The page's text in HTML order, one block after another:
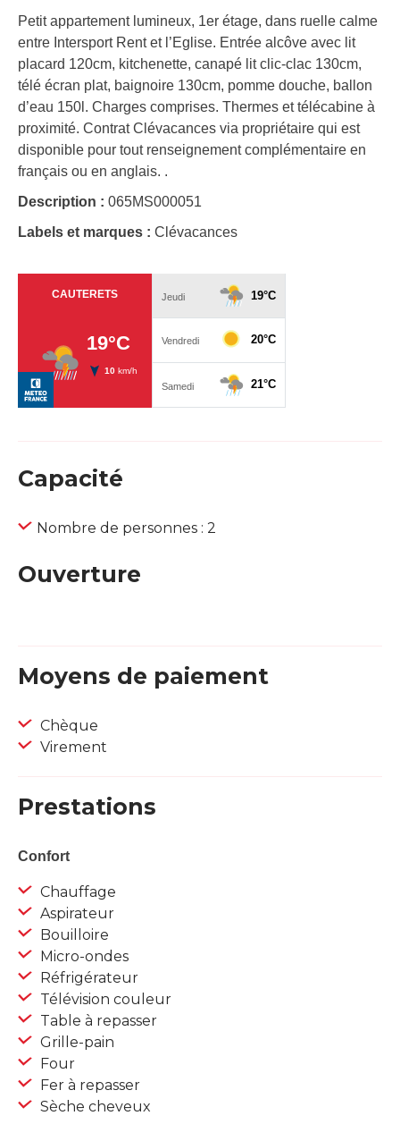
Petit appartement lumineux, 1er étage, dans ruelle calme
entre Intersport Rent et l’Eglise. Entrée alcôve avec lit
placard 120cm, kitchenette, canapé lit clic-clac 130cm,
télé écran plat, baignoire 130cm, pomme douche, ballon
d’eau 150l. Charges comprises. Thermes et télécabine à
proximité. Contrat Clévacances via propriétaire qui est
disponible pour tout renseignement complémentaire en
français ou en anglais. .
Description : 065MS000051
Labels et marques : Clévacances
Capacité
Nombre de personnes : 2
Ouverture
Moyens de paiement
Chèque
Virement
Prestations
Confort
Chauffage
Aspirateur
Bouilloire
Micro-ondes
Réfrigérateur
Télévision couleur
Table à repasser
Grille-pain
Four
Fer à repasser
Sèche cheveux